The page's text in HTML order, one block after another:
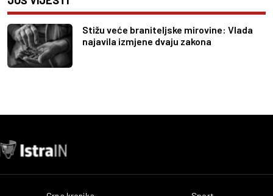
Stižu veće braniteljske mirovine: Vlada
najavila izmjene dvaju zakona